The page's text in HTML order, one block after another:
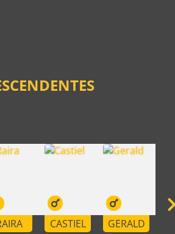
GERALD ARPANA